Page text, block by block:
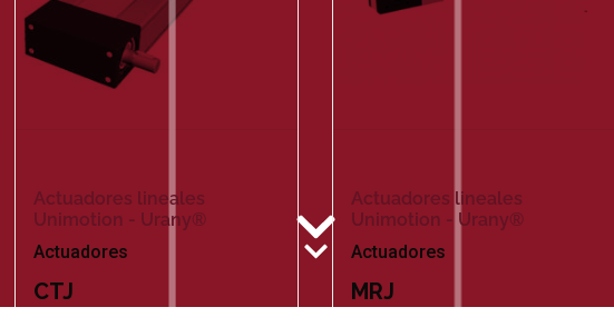
Actuadores lineales
Unimotion - Urany®
Actuadores
CTJ
Actuadores lineales
Unimotion - Urany®
Actuadores
MRJ